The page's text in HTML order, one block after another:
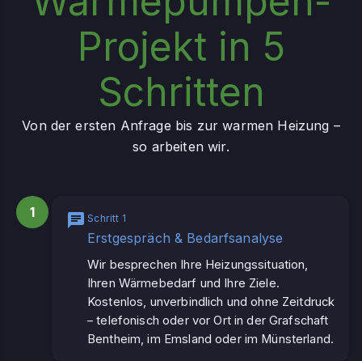
Projekt in 5
Schritten
Von der ersten Anfrage bis zur warmen Heizung –
so arbeiten wir.
1 Schritt 1
Erstgespräch & Bedarfsanalyse
Wir besprechen Ihre Heizungssituation,
Ihren Wärmebedarf und Ihre Ziele.
Kostenlos, unverbindlich und ohne Zeitdruck
– telefonisch oder vor Ort in der Grafschaft
Bentheim, im Emsland oder im Münsterland.